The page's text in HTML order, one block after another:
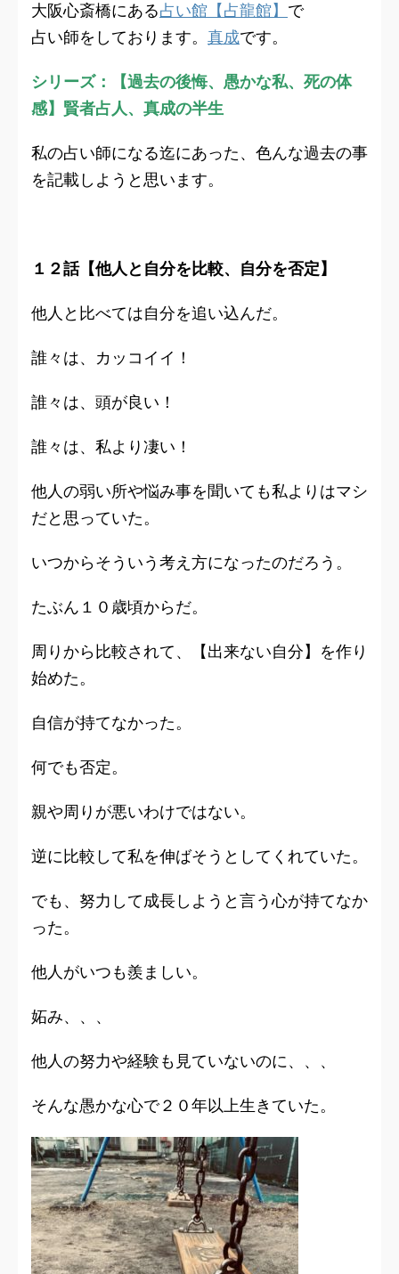
大阪心斎橋にある占い館【占龍館】 で
占い師をしております。 真成です。
シリーズ：【過去の後悔、愚かな私、死の体
感】賢者占人、真成の半生
私の占い師になる迄にあった、色んな過去の事
を記載しようと思います。
１２話【他人と自分を比較、自分を否定】
他人と比べては自分を追い込んだ。
誰々は、カッコイイ！
誰々は、頭が良い！
誰々は、私より凄い！
他人の弱い所や悩み事を聞いても私よりはマシ
だと思っていた。
いつからそういう考え方になったのだろう。
たぶん１０歳頃からだ。
周りから比較されて、【出来ない自分】を作り
始めた。
自信が持てなかった。
何でも否定。
親や周りが悪いわけではない。
逆に比較して私を伸ばそうとしてくれていた。
でも、努力して成長しようと言う心が持てなか
った。
他人がいつも羨ましい。
妬み、、、
他人の努力や経験も見ていないのに、、、
そんな愚かな心で２０年以上生きていた。